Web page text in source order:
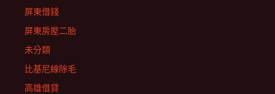
屏東借錢
屏東房屋二胎
未分類
比基尼線除毛
高雄借貸